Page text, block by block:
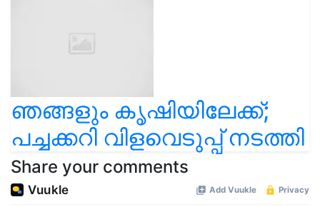
ഞങ്ങളും കൃഷിയിലേക്ക്;
പച്ചക്കറി വിളവെടുപ്പ് നടത്തി
Share your comments